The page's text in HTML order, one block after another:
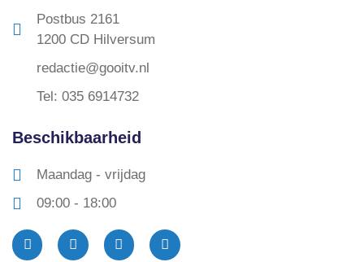
Postbus 2161
1200 CD Hilversum
redactie@gooitv.nl
Tel: 035 6914732
Beschikbaarheid
Maandag - vrijdag
09:00 - 18:00